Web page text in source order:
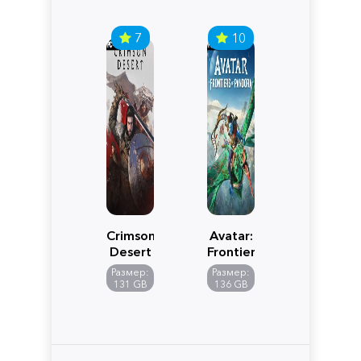
7
Crimson
Desert
Размер:
131 GB
10
Avatar:
Frontiers
of
Pandora
Размер:
136 GB